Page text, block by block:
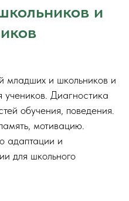
и
младших и школьников и
учеников. Диагностика
обучения, поведения.
мотивацию.
адаптации и
для школьного